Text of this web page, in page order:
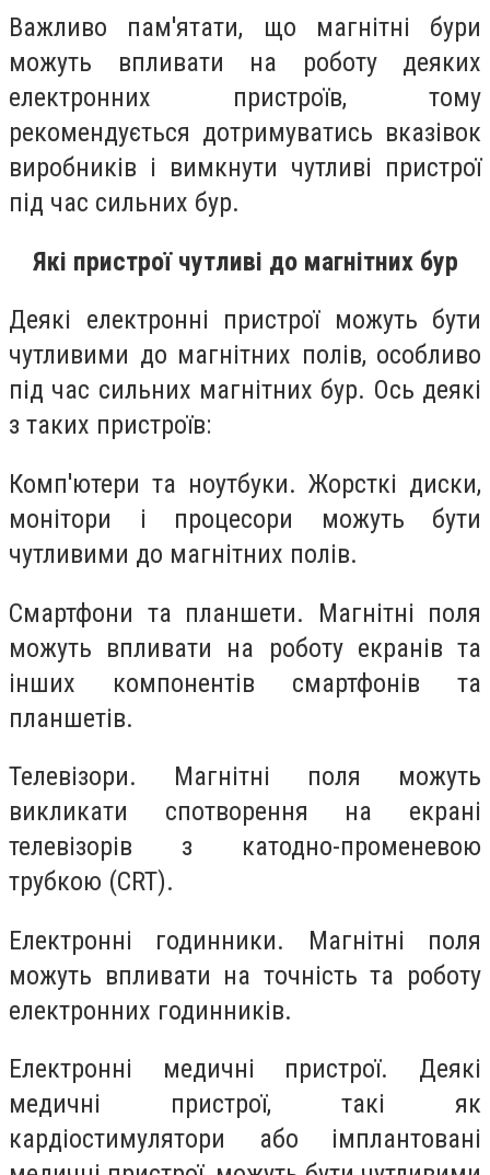
Важливо пам'ятати, що магнітні бури
можуть впливати на роботу деяких
електронних пристроїв, тому
рекомендується дотримуватись вказівок
виробників і вимкнути чутливі пристрої
під час сильних бур.
Які пристрої чутливі до магнітних бур
Деякі електронні пристрої можуть бути
чутливими до магнітних полів, особливо
під час сильних магнітних бур. Ось деякі
з таких пристроїв:
Комп'ютери та ноутбуки. Жорсткі диски,
монітори і процесори можуть бути
чутливими до магнітних полів.
Смартфони та планшети. Магнітні поля
можуть впливати на роботу екранів та
інших компонентів смартфонів та
планшетів.
Телевізори. Магнітні поля можуть
викликати спотворення на екрані
телевізорів з катодно-променевою
трубкою (CRT).
Електронні годинники. Магнітні поля
можуть впливати на точність та роботу
електронних годинників.
Електронні медичні пристрої. Деякі
медичні пристрої, такі як
кардіостимулятори або імплантовані